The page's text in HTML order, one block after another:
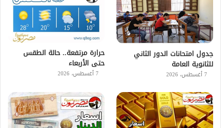
جدول امتحانات الدور الثاني
للثانوية العامة
7 أغسطس، 2026
حرارة مرتفعة.. حالة الطقس
حتى الأربعاء
7 أغسطس، 2026